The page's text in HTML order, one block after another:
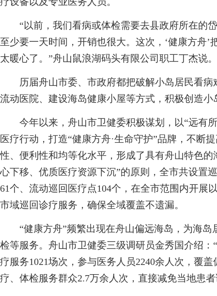
“以前，我们看病或体检需要去县政府所在的
至少要一天时间，开销也很大。这次，‘健康方舟
太暖心了。”舟山鼠浪湖码头有限公司职工丁杰说。
历届舟山市委、市政府都把破解小岛居民看病
流动医院、建设海岛健康小屋等方式，积极创造
今年以来，舟山市卫健委积极谋划，以“远有所
医疗行动，打造“健康方舟·生命守护”品牌，不断
性、便利性和均等化水平，形成了具有舟山特色
心下移、优质医疗资源下沉”的原则，全市共设置
61个、流动巡回医疗点104个，在全市范围内开展
市域巡回诊疗服务，确保全域覆盖不遗漏。
“健康方舟”频繁出现在舟山偏远海岛，为海岛
检等服务。舟山市卫健委三级调研员金秀国介绍
疗服务1021场次，参与医务人员2240余人次，覆
疗、体检服务群众2.7万余人次，直接减免当地患